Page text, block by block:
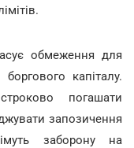
обмеження для
капіталу.
погашати
запозичення
заборону на